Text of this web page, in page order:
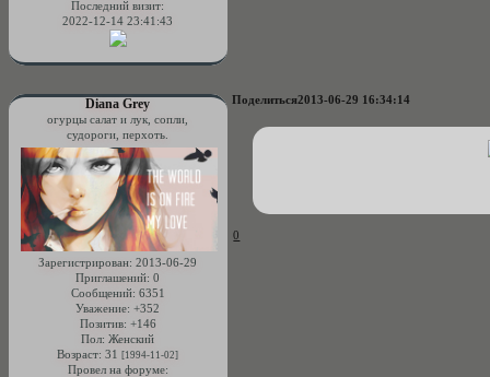
Последний визит:
2022-12-14 23:41:43
Поделиться2013-06-29 16:34:14
Diana Grey
огурцы салат и лук, сопли,
судороги, перхоть.
Зарегистрирован: 2013-06-29
Приглашений: 0
Сообщений: 6351
Уважение: +352
Позитив: +146
Пол: Женский
Возраст: 31[1994-11-02]
Провел на форуме:
0